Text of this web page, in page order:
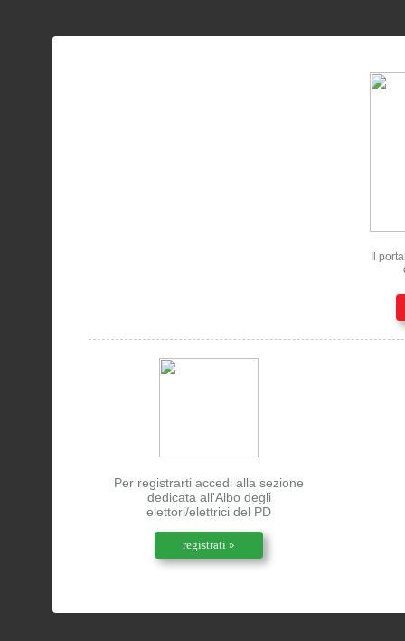
Il
Per registrarti accedi alla sezione
dedicata all'Albo degli
elettori/elettrici del PD